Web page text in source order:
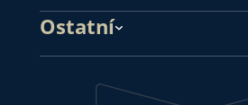
Ostatní